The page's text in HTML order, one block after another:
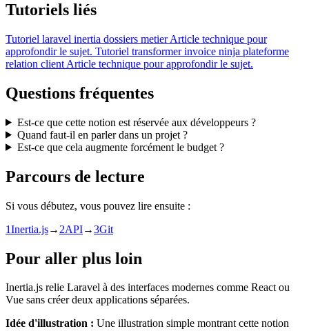
Tutoriels liés
Tutoriel laravel inertia dossiers metier Article technique pour
approfondir le sujet. Tutoriel transformer invoice ninja plateforme
relation client Article technique pour approfondir le sujet.
Questions fréquentes
Est-ce que cette notion est réservée aux développeurs ?
Quand faut-il en parler dans un projet ?
Est-ce que cela augmente forcément le budget ?
Parcours de lecture
Si vous débutez, vous pouvez lire ensuite :
1Inertia.js→ 2API→3Git
Pour aller plus loin
Inertia.js relie Laravel à des interfaces modernes comme React ou
Vue sans créer deux applications séparées.
Idée d'illustration : Une illustration simple montrant cette notion